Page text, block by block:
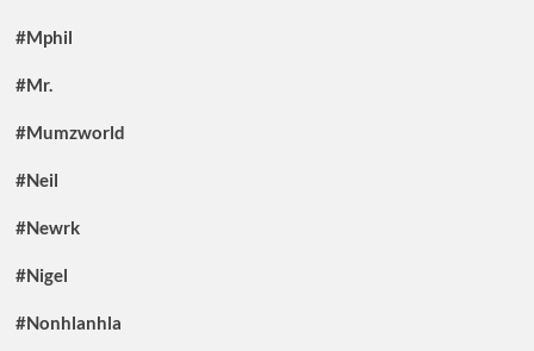
#Mphil
#Mr.
#Mumzworld
#Neil
#Newrk
#Nigel
#Nonhlanhla